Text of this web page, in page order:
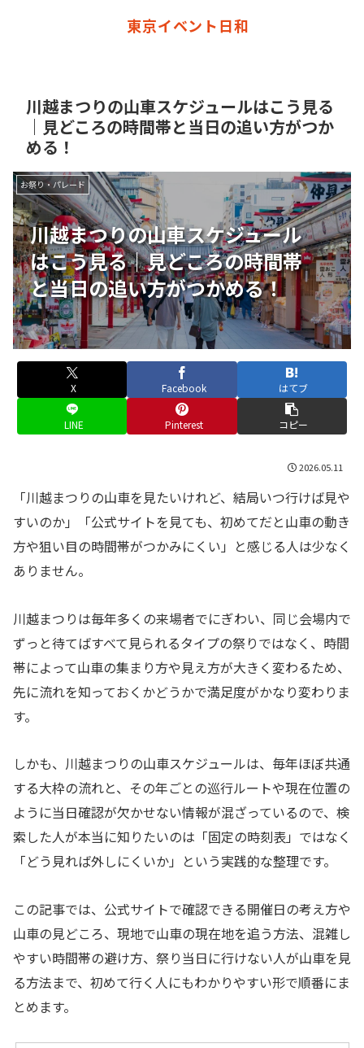
東京イベント日和
川越まつりの山車スケジュールはこう見る
｜見どころの時間帯と当日の追い方がつか
める！
川越まつりの山車スケジュール
はこう見る｜見どころの時間帯
と当日の追い方がつかめる！
お祭り・パレード
X Facebook はてブ
LINE Pinterest コピー
2026.05.11
「川越まつりの山車を見たいけれど、結局いつ行けば見や
すいのか」「公式サイトを見ても、初めてだと山車の動き
方や狙い目の時間帯がつかみにくい」と感じる人は少なく
ありません。
川越まつりは毎年多くの来場者でにぎわい、同じ会場内で
ずっと待てばすべて見られるタイプの祭りではなく、時間
帯によって山車の集まり方や見え方が大きく変わるため、
先に流れを知っておくかどうかで満足度がかなり変わりま
す。
しかも、川越まつりの山車スケジュールは、毎年ほぼ共通
する大枠の流れと、その年ごとの巡行ルートや現在位置の
ように当日確認が欠かせない情報が混ざっているので、検
索した人が本当に知りたいのは「固定の時刻表」ではなく
「どう見れば外しにくいか」という実践的な整理です。
この記事では、公式サイトで確認できる開催日の考え方や
山車の見どころ、現地で山車の現在地を追う方法、混雑し
やすい時間帯の避け方、祭り当日に行けない人が山車を見
る方法まで、初めて行く人にもわかりやすい形で順番にま
とめます。